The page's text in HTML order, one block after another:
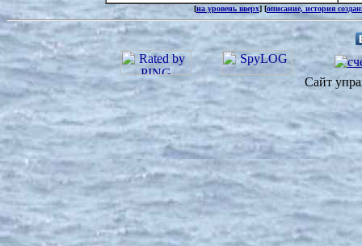
[на уровень вверх] [описание, история
Сайт